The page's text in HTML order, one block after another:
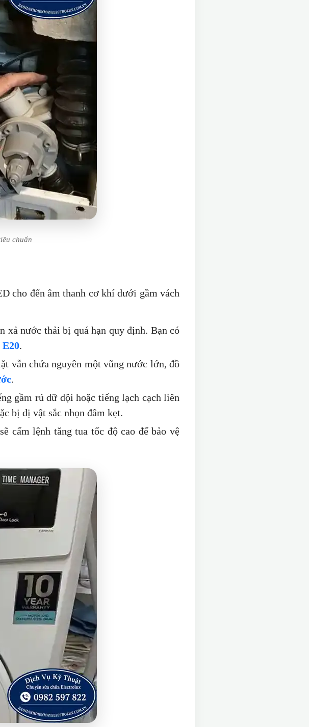
chuẩn
cho đến âm thanh cơ khí dưới gầm vách
xả nước thải bị quá hạn quy định. Bạn có
.
vẫn chứa nguyên một vũng nước lớn, đồ
.
gầm rú dữ dội hoặc tiếng lạch cạch liên
bị dị vật sắc nhọn đâm kẹt.
cấm lệnh tăng tua tốc độ cao để bảo vệ